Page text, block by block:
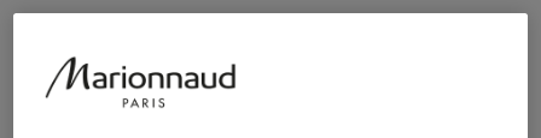
L'Inspiration - Un voyage voyeuriste dans un territoire
interdit ; où l'innocence pure croise des royaumes de
contactmanufacturer@elcompanies.com